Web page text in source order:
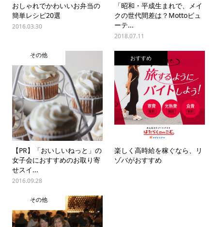
おしゃれでかわいいお弁当の
簡単レシピ20選
2016.03.30
「昭和・平成生まれで、メイ
クの世代間差は？Mottoビュ
ーテ...
2018.07.11
その他
【PR】「おいしいねっと」の
女子会におすすめのお取り寄
せスイ...
2016.09.28
おすすめ
楽しく高時給を稼ぐなら、リ
ゾバがおすすめ
その他